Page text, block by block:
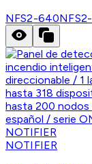
NFS2-640
NOTIFIER